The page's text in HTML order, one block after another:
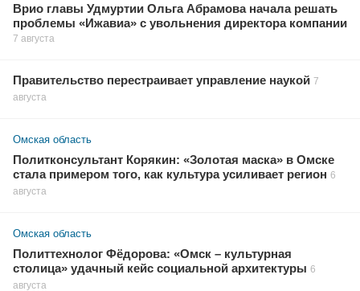
Врио главы Удмуртии Ольга Абрамова начала решать
проблемы «Ижавиа» с увольнения директора компании
7 августа
Правительство перестраивает управление наукой 7
августа
Омская область
Политконсультант Корякин: «Золотая маска» в Омске
стала примером того, как культура усиливает регион 6
августа
Омская область
Политтехнолог Фёдорова: «Омск – культурная
столица» удачный кейс социальной архитектуры 6
августа